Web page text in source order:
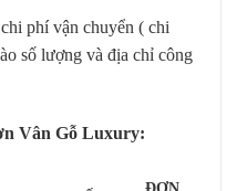
phí vận chuyển ( chi
số lượng và địa chỉ công
Vân Gỗ Luxury:
ĐƠN